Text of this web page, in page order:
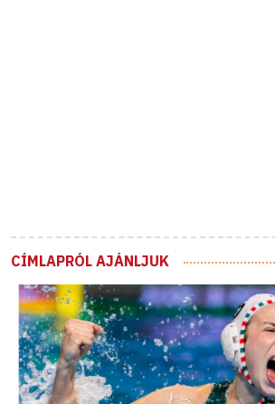
CÍMLAPRÓL AJÁNLJUK